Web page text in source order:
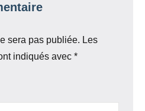
sera pas publiée. Les
indiqués avec *